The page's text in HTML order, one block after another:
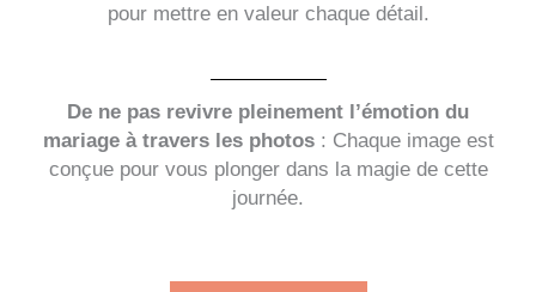
pour mettre en valeur chaque détail.
De ne pas revivre pleinement l’émotion du
mariage à travers les photos: Chaque image est
conçue pour vous plonger dans la magie de cette
journée.